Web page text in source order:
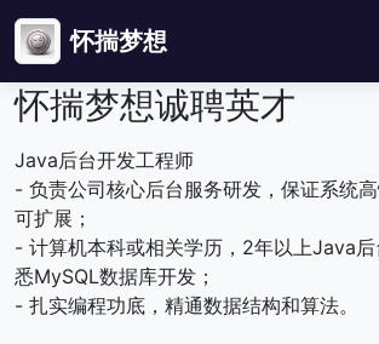
怀揣梦想
怀揣梦想诚聘英才
Java后台开发工程师
- 负责公司核心后台服务研发，保证系统高
可扩展；
- 计算机本科或相关学历，2年以上Java
悉MySQL数据库开发；
- 扎实编程功底，精通数据结构和算法。